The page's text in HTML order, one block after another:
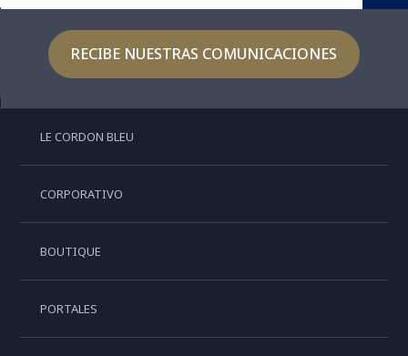
RECIBE NUESTRAS COMUNICACIONES
LE CORDON BLEU
CORPORATIVO
BOUTIQUE
PORTALES